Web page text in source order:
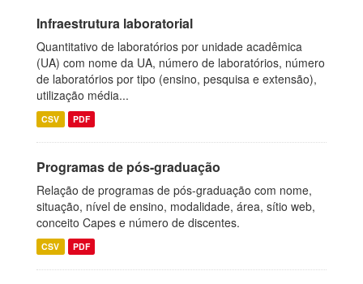
Infraestrutura laboratorial
Quantitativo de laboratórios por unidade acadêmica
(UA) com nome da UA, número de laboratórios, número
de laboratórios por tipo (ensino, pesquisa e extensão),
utilização média...
CSV PDF
Programas de pós-graduação
Relação de programas de pós-graduação com nome,
situação, nível de ensino, modalidade, área, sítio web,
conceito Capes e número de discentes.
CSV PDF